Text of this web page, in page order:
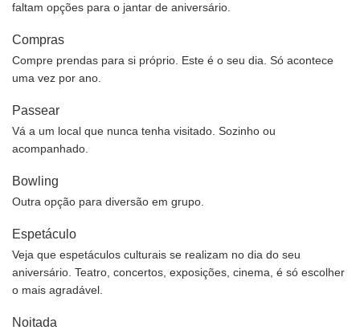
faltam opções para o jantar de aniversário.
Compras
Compre prendas para si próprio. Este é o seu dia. Só acontece
uma vez por ano.
Passear
Vá a um local que nunca tenha visitado. Sozinho ou
acompanhado.
Bowling
Outra opção para diversão em grupo.
Espetáculo
Veja que espetáculos culturais se realizam no dia do seu
aniversário. Teatro, concertos, exposições, cinema, é só escolher
o mais agradável.
Noitada